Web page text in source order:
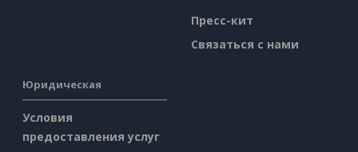
Пресс-кит
Связаться с нами
Юридическая
Условия
предоставления услуг